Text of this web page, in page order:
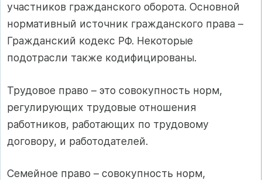
участников гражданского оборота. Основной
нормативный источник гражданского права –
Гражданский кодекс РФ. Некоторые
подотрасли также кодифицированы.
Трудовое право – это совокупность норм,
регулирующих трудовые отношения
работников, работающих по трудовому
договору, и работодателей.
Семейное право – совокупность норм,